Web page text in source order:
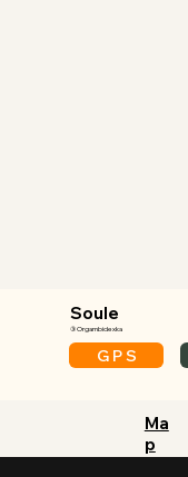
Ma
p
Soule
③ Orgambidexka
G P S